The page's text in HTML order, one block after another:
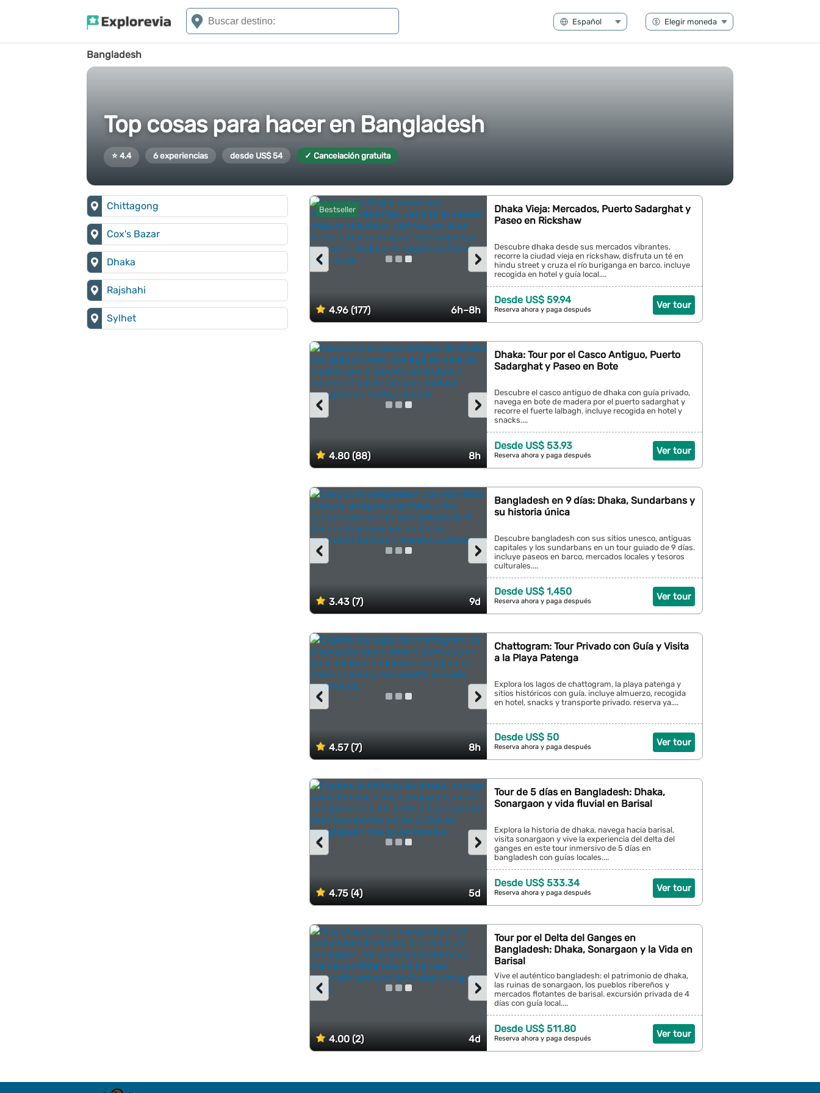
Bangladesh
Top cosas para hacer en Bangladesh
⭐ 4.4 6 experiencias desde US$ 54 ✓ Cancelación gratuita
Bestseller
4.96 (177) 6h–8h
›
‹
Dhaka Vieja: Mercados, Puerto Sadarghat y
Paseo en Rickshaw
Descubre dhaka desde sus mercados vibrantes,
recorre la ciudad vieja en rickshaw, disfruta un té en
hindu street y cruza el río buriganga en barco. incluye
recogida en hotel y guía local....
Ver tour
Desde US$ 59.94
Reserva ahora y paga después
4.80 (88) 8h
›
‹
Dhaka: Tour por el Casco Antiguo, Puerto
Sadarghat y Paseo en Bote
Descubre el casco antiguo de dhaka con guía privado,
navega en bote de madera por el puerto sadarghat y
recorre el fuerte lalbagh. incluye recogida en hotel y
snacks....
Ver tour
Desde US$ 53.93
Reserva ahora y paga después
3.43 (7) 9d
›
‹
Bangladesh en 9 días: Dhaka, Sundarbans y
su historia única
Descubre bangladesh con sus sitios unesco, antiguas
capitales y los sundarbans en un tour guiado de 9 días.
incluye paseos en barco, mercados locales y tesoros
culturales....
Ver tour
Desde US$ 1,450
Reserva ahora y paga después
4.57 (7) 8h
›
‹
Chattogram: Tour Privado con Guía y Visita
a la Playa Patenga
Explora los lagos de chattogram, la playa patenga y
sitios históricos con guía. incluye almuerzo, recogida
en hotel, snacks y transporte privado. reserva ya....
Ver tour
Desde US$ 50
Reserva ahora y paga después
4.75 (4) 5d
›
‹
Tour de 5 días en Bangladesh: Dhaka,
Sonargaon y vida fluvial en Barisal
Explora la historia de dhaka, navega hacia barisal,
visita sonargaon y vive la experiencia del delta del
ganges en este tour inmersivo de 5 días en
bangladesh con guías locales....
Ver tour
Desde US$ 533.34
Reserva ahora y paga después
4.00 (2) 4d
›
‹
Tour por el Delta del Ganges en
Bangladesh: Dhaka, Sonargaon y la Vida en
Barisal
Vive el auténtico bangladesh: el patrimonio de dhaka,
las ruinas de sonargaon, los pueblos ribereños y
mercados flotantes de barisal. excursión privada de 4
días con guía local....
Ver tour
Desde US$ 511.80
Reserva ahora y paga después
Chittagong
Cox's Bazar
Dhaka
Rajshahi
Sylhet